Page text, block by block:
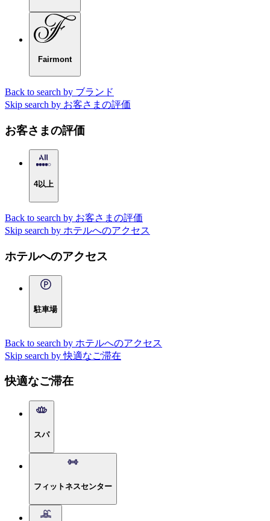
Fairmont
Back to search by ブランド
Skip search by お客さまの評価
お客さまの評価
4以上
Back to search by お客さまの評価
Skip search by ホテルへのアクセス
ホテルへのアクセス
駐車場
Back to search by ホテルへのアクセス
Skip search by 快適なご滞在
快適なご滞在
スパ
フィットネスセンター